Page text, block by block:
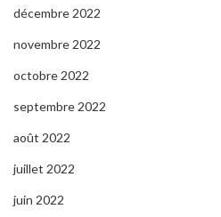
décembre 2022
novembre 2022
octobre 2022
septembre 2022
août 2022
juillet 2022
juin 2022